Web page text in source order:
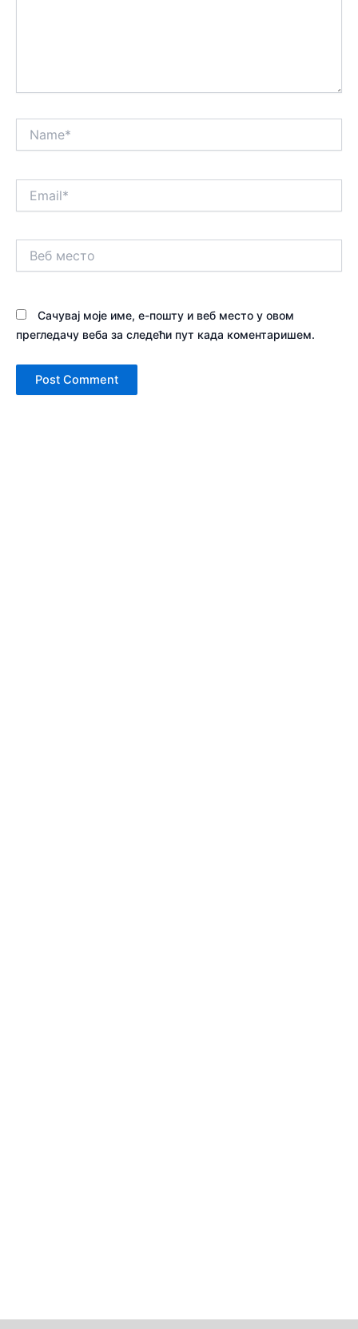
место
Сачувај моје име, е-пошту и веб место у овом
прегледачу веба за следећи пут када коментаришем.